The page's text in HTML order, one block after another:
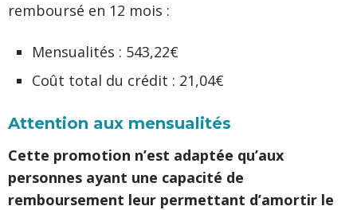
remboursé en 12 mois :
Mensualités : 543,22€
Coût total du crédit : 21,04€
Attention aux mensualités
Cette promotion n’est adaptée qu’aux
personnes ayant une capacité de
remboursement leur permettant d’amortir le